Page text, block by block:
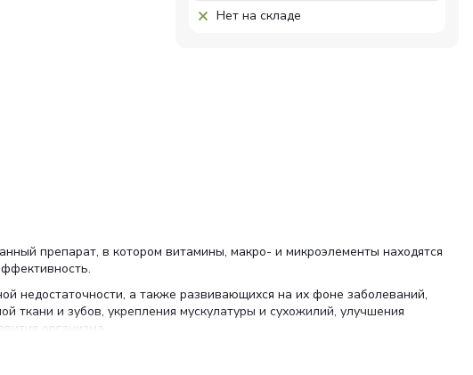
Нет на складе
препарат, в котором витамины, макро- и микроэлементы находятся
недостаточности, а также развивающихся на их фоне заболеваний,
ткани и зубов, укрепления мускулатуры и сухожилий, улучшения
организма.